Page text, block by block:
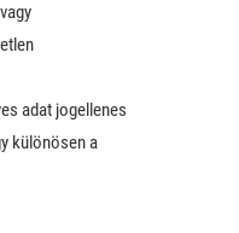
adat jogellenes
különösen a